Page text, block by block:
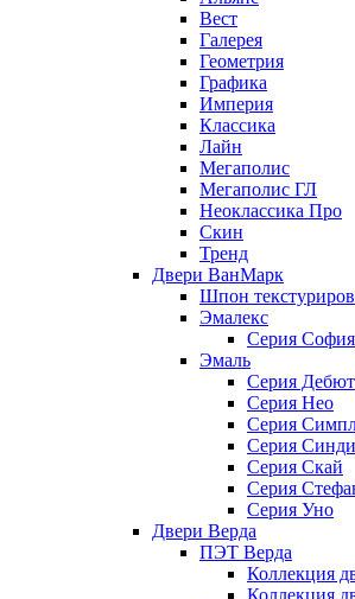
Вест
Галерея
Геометрия
Графика
Империя
Классика
Лайн
Мегаполис
Мегаполис ГЛ
Неоклассика Про
Скин
Тренд
Двери ВанМарк
Шпон
Эмалекс
Серия София
Эмаль
Серия Дебют
Серия Нео
Серия
Серия Синди
Серия Скай
Серия
Серия Уно
Двери Верда
ПЭТ Верда
Коллекция
Коллекция